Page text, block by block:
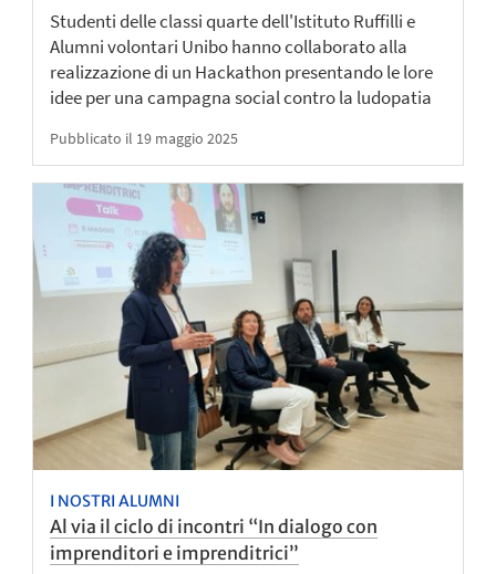
Studenti delle classi quarte dell'Istituto Ruffilli e
Alumni volontari Unibo hanno collaborato alla
realizzazione di un Hackathon presentando le lore
idee per una campagna social contro la ludopatia
Pubblicato il 19 maggio 2025
I NOSTRI ALUMNI
Al via il ciclo di incontri “In dialogo con
imprenditori e imprenditrici”